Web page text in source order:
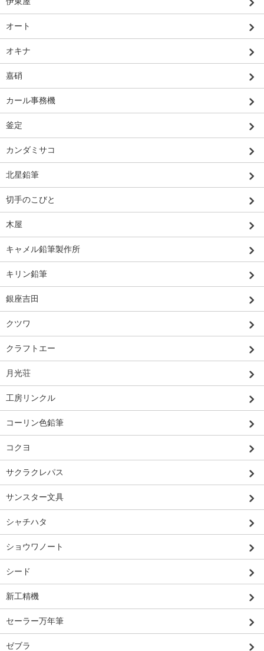
オート
オキナ
嘉硝
カール事務機
釜定
カンダミサコ
北星鉛筆
切手のこびと
木屋
キャメル鉛筆製作所
キリン鉛筆
銀座吉田
クツワ
クラフトエー
月光荘
工房リンクル
コーリン色鉛筆
コクヨ
サクラクレパス
サンスター文具
シャチハタ
ショウワノート
シード
新工精機
セーラー万年筆
ゼブラ